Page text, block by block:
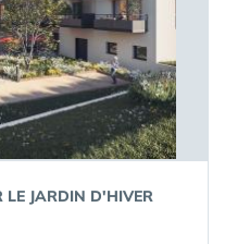
LE JARDIN D'HIVER